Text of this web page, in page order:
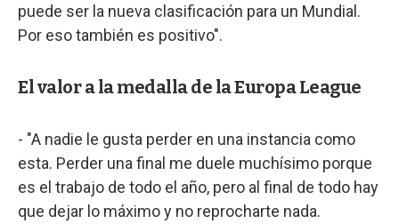
puede ser la nueva clasificación para un Mundial.
Por eso también es positivo".
El valor a la medalla de la Europa League
- "A nadie le gusta perder en una instancia como
esta. Perder una final me duele muchísimo porque
es el trabajo de todo el año, pero al final de todo hay
que dejar lo máximo y no reprocharte nada.